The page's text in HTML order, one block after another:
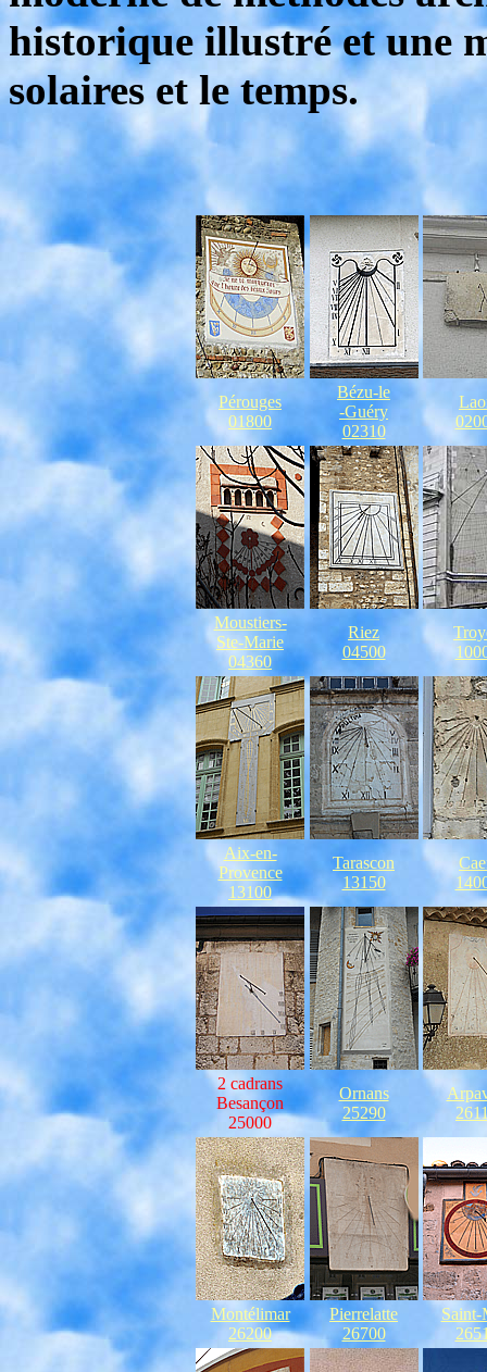
historique illustré et une
solaires et le temps.
Pérouges
01800
Bézu-le
-Guéry
02310
Moustiers-
Ste-Marie
04360
Riez
04500
Aix-en-
Provence
13100
Tarascon
13150
2 cadrans
Besançon
25000
Ornans
25290
Montélimar
26200
Pierrelatte
26700
Saint-